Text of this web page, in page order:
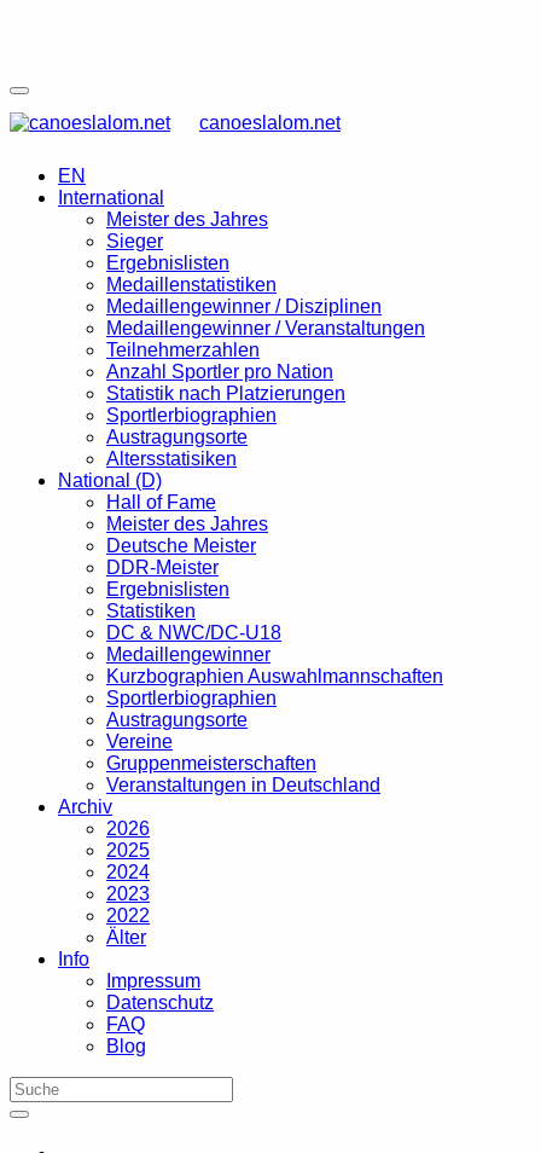
canoeslalom.net
EN
International
Meister des Jahres
Sieger
Ergebnislisten
Medaillenstatistiken
Medaillengewinner / Disziplinen
Medaillengewinner / Veranstaltungen
Teilnehmerzahlen
Anzahl Sportler pro Nation
Statistik nach Platzierungen
Sportlerbiographien
Austragungsorte
Altersstatisiken
National (D)
Hall of Fame
Meister des Jahres
Deutsche Meister
DDR-Meister
Ergebnislisten
Statistiken
DC & NWC/DC-U18
Medaillengewinner
Kurzbographien Auswahlmannschaften
Sportlerbiographien
Austragungsorte
Vereine
Gruppenmeisterschaften
Veranstaltungen in Deutschland
Archiv
2026
2025
2024
2023
2022
Älter
Info
Impressum
Datenschutz
FAQ
Blog